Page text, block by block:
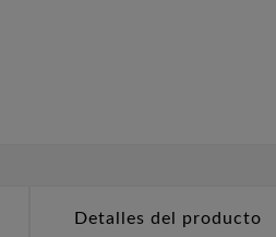
Detalles del producto